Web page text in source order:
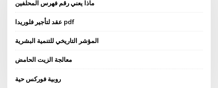
ماذا يعني رقم فهرس المحلفين
عقد لتأجير فلوريدا pdf
المؤشر التاريخي للتنمية البشرية
معالجة الزيت الحامض
روبية فوركس حية